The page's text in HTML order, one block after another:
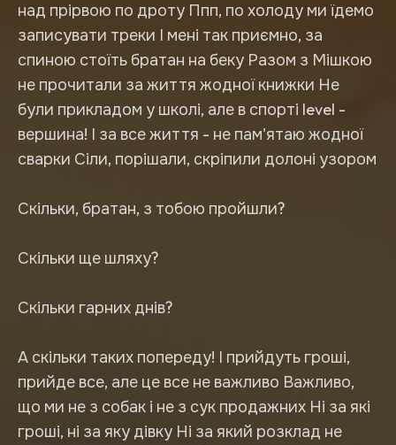
над прірвою по дроту Ппп, по холоду ми їдемо
записувати треки І мені так приємно, за
спиною стоїть братан на беку Разом з Мішкою
не прочитали за життя жодної книжки Не
були прикладом у школі, але в спорті level -
вершина! І за все життя - не пам'ятаю жодної
сварки Сіли, порішали, скріпили долоні узором
Скільки, братан, з тобою пройшли?
Скільки ще шляху?
Скільки гарних днів?
А скільки таких попереду! І прийдуть гроші,
прийде все, але це все не важливо Важливо,
що ми не з собак і не з сук продажних Ні за які
гроші, ні за яку дівку Ні за який розклад не